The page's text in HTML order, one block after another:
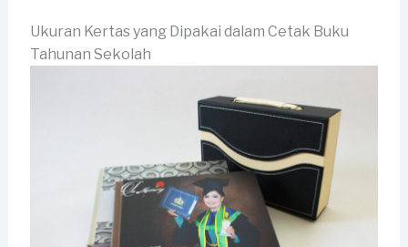
Ukuran Kertas yang Dipakai dalam Cetak Buku
Tahunan Sekolah